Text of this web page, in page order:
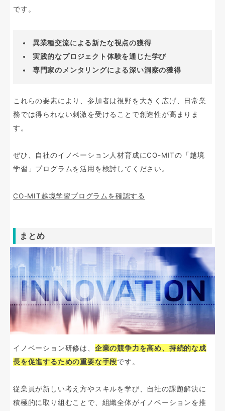
です。
異業種交流による新たな視点の獲得
実践的なプロジェクト体験を通じた学び
専門家のメンタリングによる深い洞察の獲得
これらの要素により、参加者は視野を大きく広げ、日常業
務では得られない刺激を受けることで創造性が高まりま
す。
ぜひ、自社のイノベーション人材育成にCO-MITの「越境
学習」プログラムを活用を検討してください。
CO-MIT越境学習プログラムを確認する
まとめ
イノベーション研修は、 企業の競争力を高め、持続的な成
長を促進するための重要な手段です。
従業員が新しい考え方やスキルを学び、自社の課題解決に
積極的に取り組むことで、組織全体がイノベーションを推